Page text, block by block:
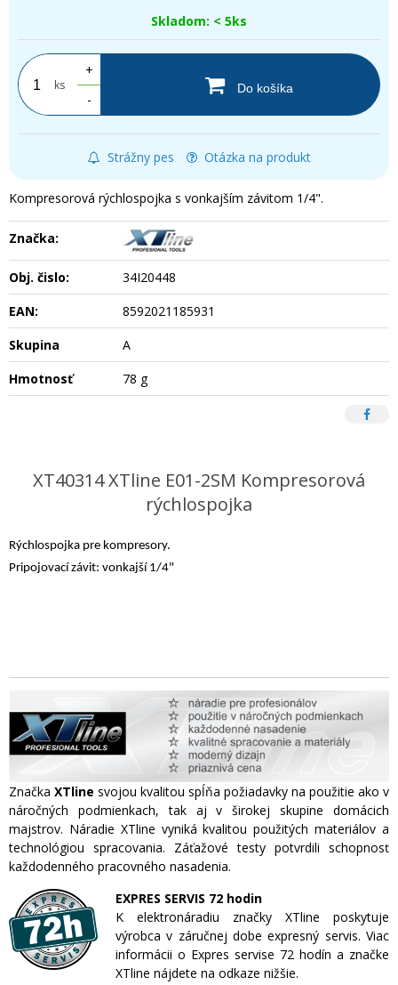
Skladom: < 5ks
ks
+
-
Do košíka
Strážny pes Otázka na produkt
Kompresorová rýchlospojka s vonkajším závitom 1/4".
Značka:
Obj. čislo:
34I20448
EAN:
8592021185931
Skupina
A
Hmotnosť
78 g
XT40314 XTline E01-2SM Kompresorová
rýchlospojka
Rýchlospojka pre kompresory.
Pripojovací závit: vonkajší 1/4"
Značka XTline svojou kvalitou spĺňa požiadavky na použitie ako v
náročných podmienkach, tak aj v širokej skupine domácich
majstrov. Náradie XTline vyniká kvalitou použitých materiálov a
technológiou spracovania. Záťažové testy potvrdili schopnosť
každodenného pracovného nasadenia.
EXPRES SERVIS 72 hodin
K elektronáradiu značky XTline poskytuje
výrobca v záručnej dobe expresný servis. Viac
informácii o Expres servise 72 hodín a značke
XTline nájdete na odkaze nižšie.